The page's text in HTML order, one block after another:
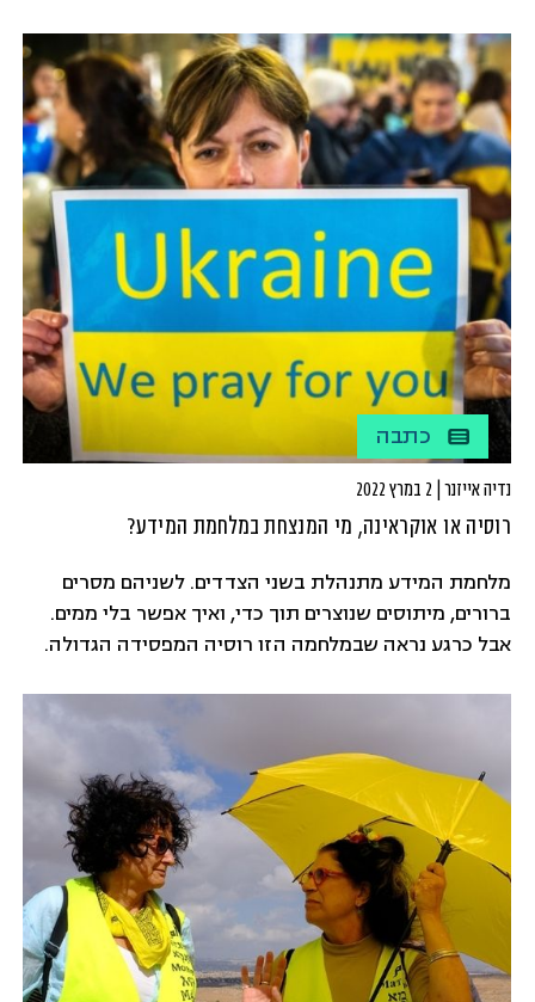
ממושכת עם מגמות אנטי־דמוקרטיות ואנטי־ליברליות.
לעיתים בתוך מסגרת מוסדית שעדיין נראית דמוקרטית
כלפי חוץ, ולעתים, כפי שיקרה בישראל בשנת 2026, תוך כדי
מערכת בחירות שבה מתנהל מאבק בין הפופוליזם
האנטי-ליברלי או הסמכותני, לבין השוחרי הדמוקרטיה
הליברלית.
כתבה
נדיה אייזנר | 2 במרץ 2022
רוסיה או אוקראינה, מי המנצחת במלחמת המידע?
מלחמת המידע מתנהלת בשני הצדדים. לשניהם מסרים
ברורים, מיתוסים שנוצרים תוך כדי, ואיך אפשר בלי ממים.
אבל כרגע נראה שבמלחמה הזו רוסיה המפסידה הגדולה.